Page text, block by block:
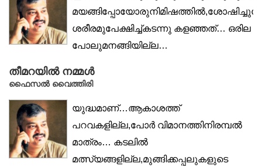
ശരീരമുപേക്ഷിച്ച്കടന്നു കളഞ്ഞത്… ഒരില
പോലുമനങ്ങിയില്ല…
ആശുപത്രിക്കു
ഗന്ധമായിരുന്നുവെന്ന്ആരുമറിഞ്ഞില്ല…
നിന്റെ
പ്രാർത്ഥനയിൽവിരിഞ്ഞതാണ്ഞങ്ങളുടെ...
തീമറയിൽ നമ്മൾ
ഫൈസൽ വൈത്തിരി
യുദ്ധമാണ്…ആകാശത്ത്
പറവകളില്ല,പോർ വിമാനത്തിനിരമ്പൽ
മാത്രം… കടലിൽ
മത്സ്യങ്ങളില്ല,മുങ്ങിക്കപ്പലുകളുടെ